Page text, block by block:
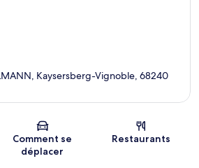
Carte
Kaysersberg-Vignoble, 68240
Comment se
déplacer
Restaurants